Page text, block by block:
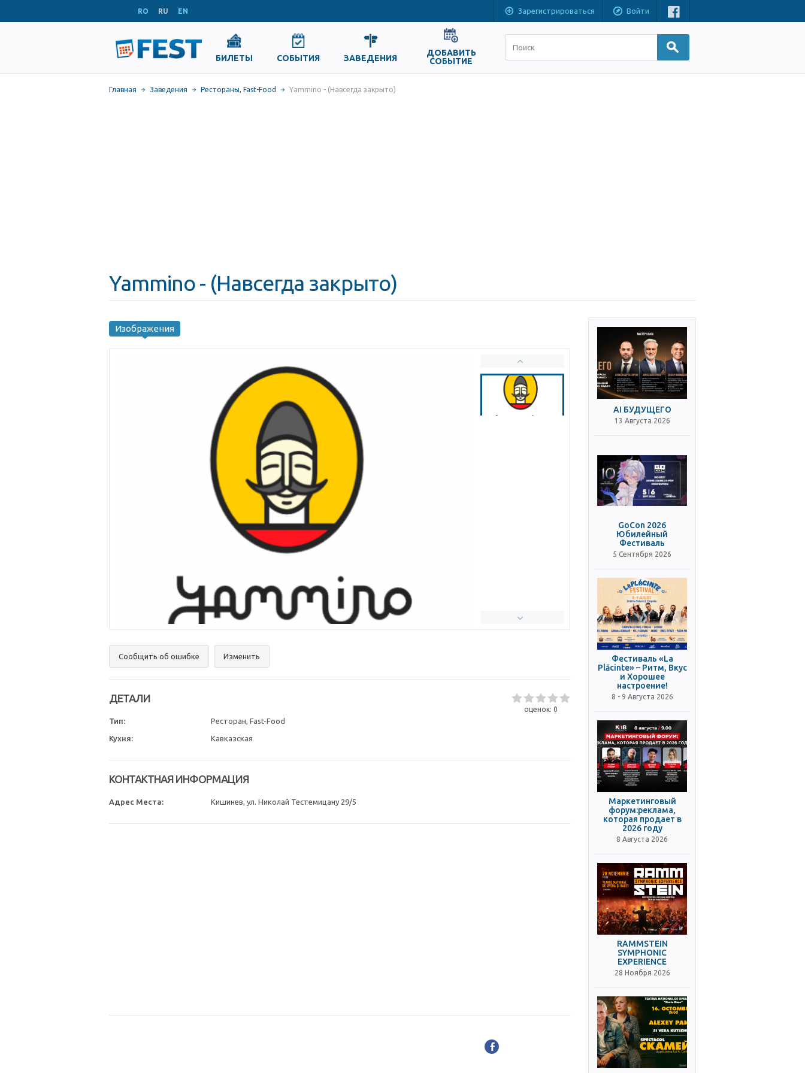
RO RU EN Зарегистрироваться Войти
БИЛЕТЫ СОБЫТИЯ ЗАВЕДЕНИЯ
ДОБАВИТЬ
СОБЫТИЕ
Главная Заведения Рестораны, Fast-Food Yammino - (Навсегда закрыто)
Yammino - (Навсегда закрыто)
Изображения
Сообщить об ошибке Изменить
оценок: 0
ДЕТАЛИ
Тип: Ресторан, Fast-Food
Кухня: Кавказская
КОНТАКТНАЯ ИНФОРМАЦИЯ
Адрес Места: Кишинев, ул. Николай Тестемицану 29/5
AI БУДУЩЕГО
13 Августа 2026
GoCon 2026
Юбилейный
Фестиваль
5 Сентября 2026
Фестиваль «La
Plăcinte» – Ритм, Вкус
и Хорошее
настроение!
8 - 9 Августа 2026
Маркетинговый
форум:реклама,
которая продает в
2026 году
8 Августа 2026
RAMMSTEIN
SYMPHONIC
EXPERIENCE
28 Ноября 2026